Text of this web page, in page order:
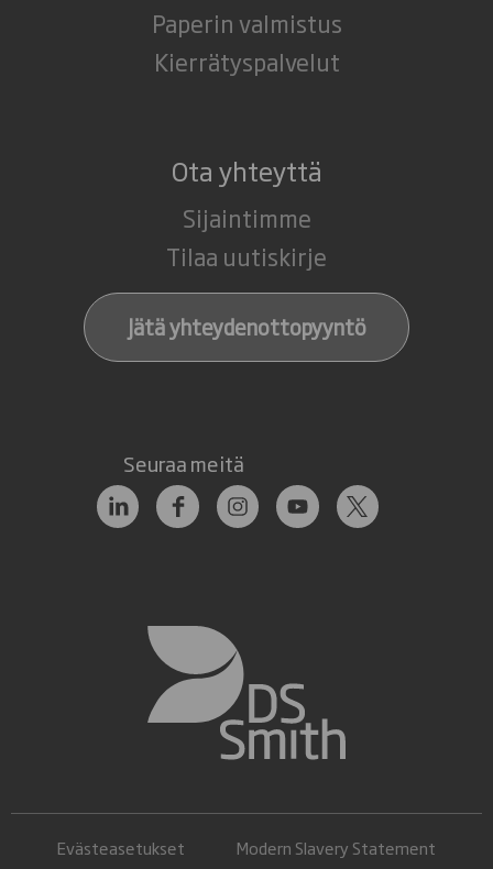
Paperin valmistus
Kierrätyspalvelut
Ota yhteyttä
Sijaintimme
Tilaa uutiskirje
Jätä yhteydenottopyyntö
Seuraa meitä
Evästeasetukset
Modern Slavery Statement